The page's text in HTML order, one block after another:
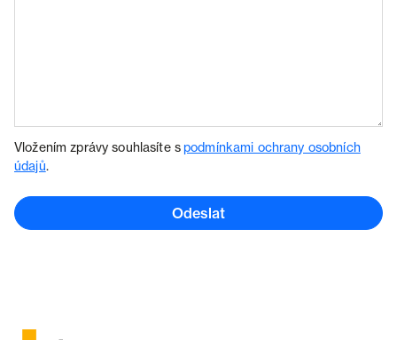
Vložením zprávy souhlasíte spodmínkami ochrany osobních
údajů.
Odeslat